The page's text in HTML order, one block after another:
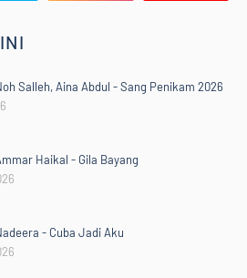
Salleh, Aina Abdul - Sang Penikam 2026
Haikal - Gila Bayang
- Cuba Jadi Aku